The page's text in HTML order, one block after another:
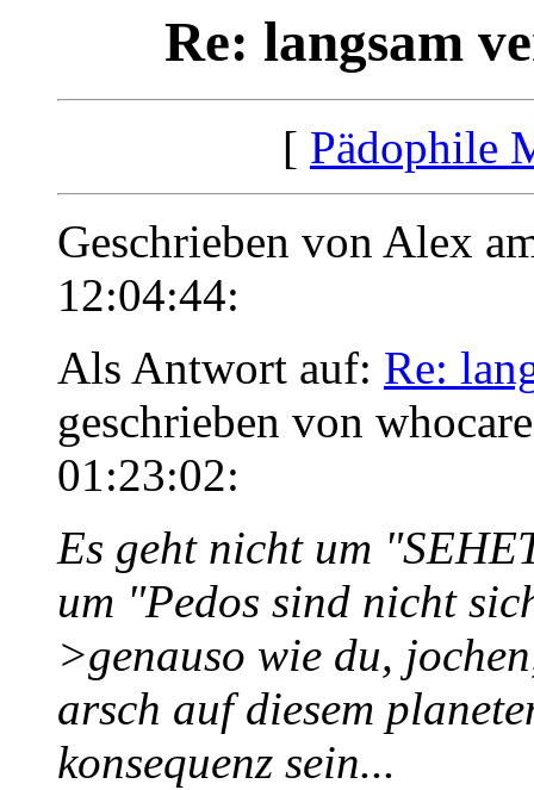
Re: langsam
[ Pädophile
Geschrieben von Alex
12:04:44:
Als Antwort auf: Re:
geschrieben von
01:23:02:
Es geht nicht um
um "Pedos sind nicht
>genauso wie du,
arsch auf diesem
konsequenz sein...